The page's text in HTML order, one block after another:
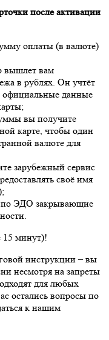
после активации
оплаты (в валюте)
вышлет вам
в рублях. Он учтёт
данные
вы получите
карте, чтобы один
валюте для
зарубежный сервис
своё имя
по ЭДО закрывающие
15 минут)!
инструкции – вы
несмотря на запреты
для любых
остались вопросы по
к нашим